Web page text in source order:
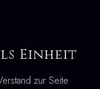
Einheit
zur Seite